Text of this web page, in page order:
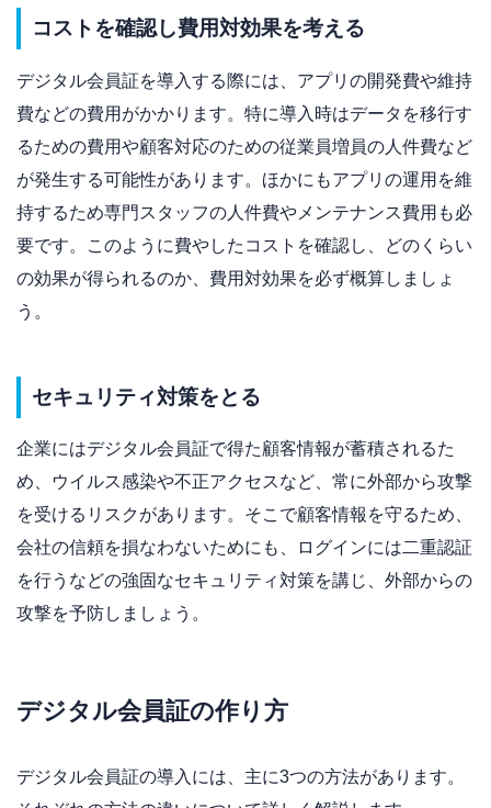
コストを確認し費用対効果を考える
デジタル会員証を導入する際には、アプリの開発費や維持
費などの費用がかかります。特に導入時はデータを移行す
るための費用や顧客対応のための従業員増員の人件費など
が発生する可能性があります。ほかにもアプリの運用を維
持するため専門スタッフの人件費やメンテナンス費用も必
要です。このように費やしたコストを確認し、どのくらい
の効果が得られるのか、費用対効果を必ず概算しましょ
う。
セキュリティ対策をとる
企業にはデジタル会員証で得た顧客情報が蓄積されるた
め、ウイルス感染や不正アクセスなど、常に外部から攻撃
を受けるリスクがあります。そこで顧客情報を守るため、
会社の信頼を損なわないためにも、ログインには二重認証
を行うなどの強固なセキュリティ対策を講じ、外部からの
攻撃を予防しましょう。
デジタル会員証の作り方
デジタル会員証の導入には、主に3つの方法があります。